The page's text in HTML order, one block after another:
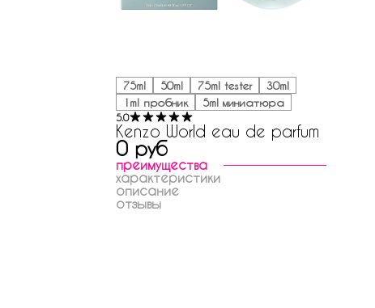
75ml 50ml 75ml tester
30ml
1ml пробник
5ml миниатюра
5.0
Kenzo World eau de parfum
0 руб
преимущества
характеристики
описание
отзывы